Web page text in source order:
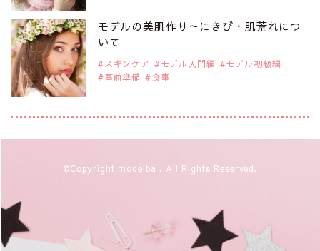
注目モデルを1名追加いたしました。
是非ご覧ください。
注目のアジア系モデル
2019年9月29日
注目モデルを1名追加いたしました。
2019年9月29日
注目モデル イーランさん
モデルの美肌作り～にきび・肌荒れにつ
いて
スキンケア モデル入門編
モデル初級編
事前準備
食事
©Copyright modelba . All Rights Reserved.